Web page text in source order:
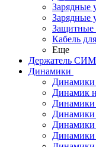
Зарядные
Зарядные
Защитные
Кабель
Еще
Держатель
Динамики
Динамики
Динамик
Динамики
Динамики
Динамики